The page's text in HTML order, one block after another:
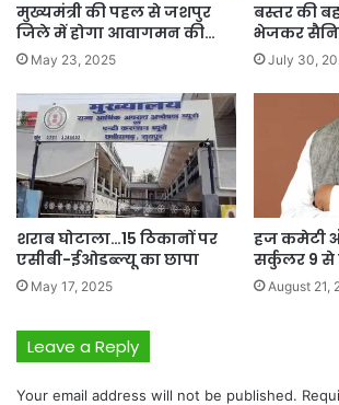
मुख्यमंत्री की पहल से जशपुर
जिले में होगा आवागमन की…
May 23, 2025
बस्तर की
भेजकर
July 30,
शराब घोटाला…15 ठिकानों पर
एसीबी-ईओडब्ल्यू का छापा
May 17, 2025
हज कमेटी
सर्कुलर 9 से
August 21,
Leave a Reply
Your email address will not be published.